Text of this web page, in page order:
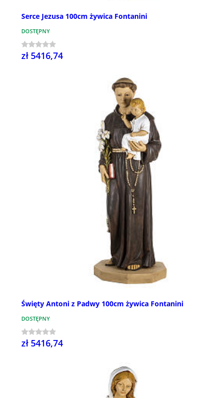
Serce Jezusa 100cm żywica Fontanini
DOSTĘPNY
zł 5416,74
Święty Antoni z Padwy 100cm żywica Fontanini
DOSTĘPNY
zł 5416,74